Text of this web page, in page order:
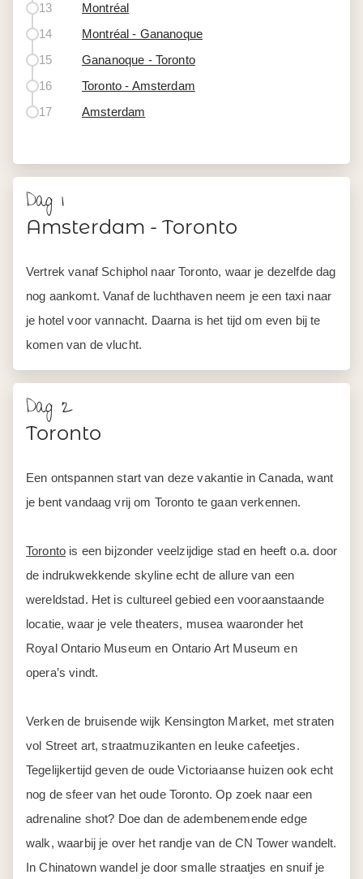
13
Montréal
14
Montréal - Gananoque
15
Gananoque - Toronto
16
Toronto - Amsterdam
17
Amsterdam
Dag 1
Amsterdam - Toronto
Vertrek vanaf Schiphol naar Toronto, waar je dezelfde dag
nog aankomt. Vanaf de luchthaven neem je een taxi naar
je hotel voor vannacht. Daarna is het tijd om even bij te
komen van de vlucht.
Dag 2
Toronto
Een ontspannen start van deze vakantie in Canada, want
je bent vandaag vrij om Toronto te gaan verkennen.
Toronto is een bijzonder veelzijdige stad en heeft o.a. door
de indrukwekkende skyline echt de allure van een
wereldstad. Het is cultureel gebied een vooraanstaande
locatie, waar je vele theaters, musea waaronder het
Royal Ontario Museum en Ontario Art Museum en
opera’s vindt.
Verken de bruisende wijk Kensington Market, met straten
vol Street art, straatmuzikanten en leuke cafeetjes.
Tegelijkertijd geven de oude Victoriaanse huizen ook echt
nog de sfeer van het oude Toronto. Op zoek naar een
adrenaline shot? Doe dan de adembenemende edge
walk, waarbij je over het randje van de CN Tower wandelt.
In Chinatown wandel je door smalle straatjes en snuif je